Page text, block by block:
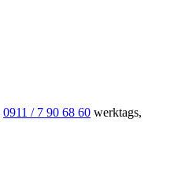
0911 / 7 90 68 60 werktags,